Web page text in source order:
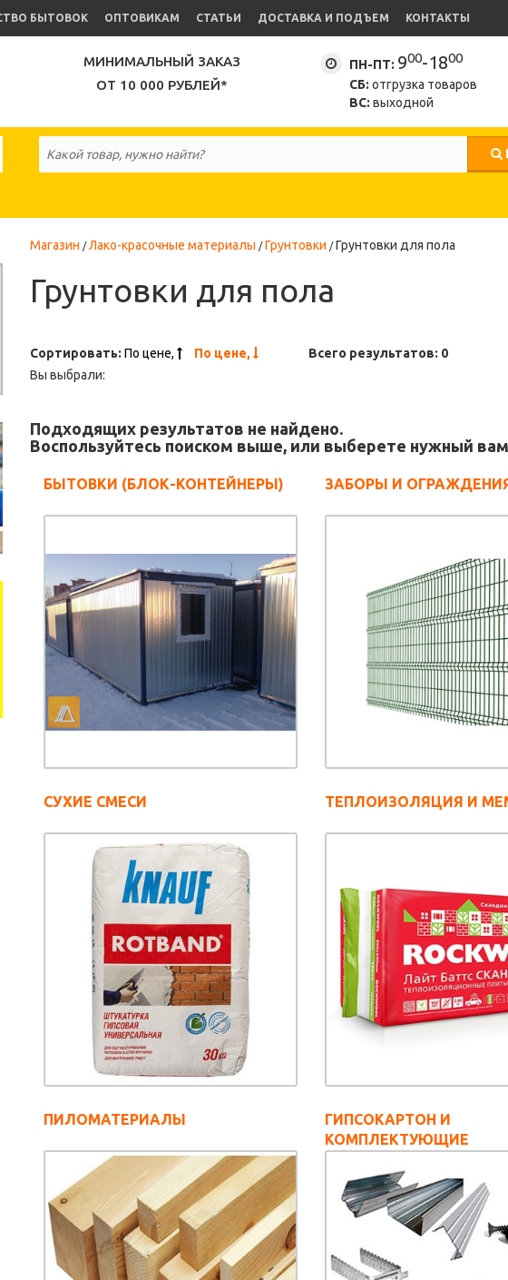
БЫТОВОК ОПТОВИКАМ СТАТЬИ ДОСТАВКА И ПОДЪЕМ КОНТАКТЫ
МИНИМАЛЬНЫЙ ЗАКАЗ
ОТ 10 000 РУБЛЕЙ*
ПН-ПТ: 900-1800
СБ: отгрузка товаров
ВС: выходной
Магазин Лако-красочные материалы Грунтовки Грунтовки для пола
Грунтовки для пола
Сортировать: По цене, По цене, Всего результатов: 0
Вы выбрали:
Подходящих результатов не найдено.
Воспользуйтесь поиском выше, или выберете нужный
БЫТОВКИ (БЛОК-КОНТЕЙНЕРЫ) ЗАБОРЫ И
СУХИЕ СМЕСИ ТЕПЛОИЗОЛЯЦИЯ И
ПИЛОМАТЕРИАЛЫ
ГИПСОКАРТОН И
КОМПЛЕКТУЮЩИЕ